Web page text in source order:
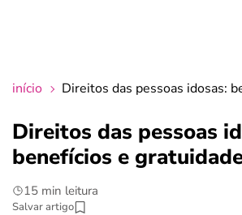
crédito fácil
últimas notícias
início Direitos das pessoas idosas:
Direitos das pessoas
benefícios e
15 min leitura
Salvar artigo